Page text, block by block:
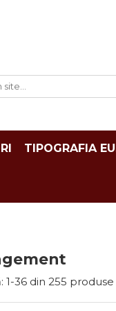
TIPOGRAFIA
1-36 din 255 produse